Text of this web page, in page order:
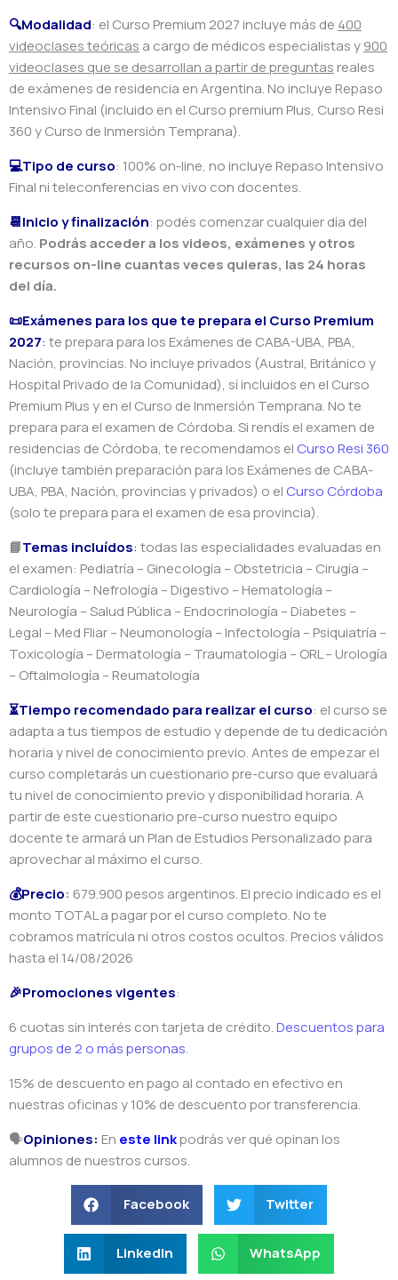
🔍Modalidad: el Curso Premium 2027 incluye más de 400
videoclases teóricas a cargo de médicos especialistas y900
videoclases que se desarrollan a partir de preguntas reales
de exámenes de residencia en Argentina. No incluye Repaso
Intensivo Final (incluido en el Curso premium Plus, Curso Resi
360 y Curso de Inmersión Temprana).
💻Tipo de curso: 100% on-line, no incluye Repaso Intensivo
Final ni teleconferencias en vivo con docentes.
📆Inicio y finalización: podés comenzar cualquier día del
año. Podrás acceder a los videos, exámenes y otros
recursos on-line cuantas veces quieras, las 24 horas
del día.
📜Exámenes para los que te prepara el Curso Premium
2027: te prepara para los Exámenes de CABA-UBA, PBA,
Nación, provincias. No incluye privados (Austral, Británico y
Hospital Privado de la Comunidad), sí incluidos en el Curso
Premium Plus y en el Curso de Inmersión Temprana. No te
prepara para el examen de Córdoba. Si rendís el examen de
residencias de Córdoba, te recomendamos el Curso Resi 360
(incluye también preparación para los Exámenes de CABA-
UBA, PBA, Nación, provincias y privados) o el Curso Córdoba
(solo te prepara para el examen de esa provincia).
📘Temas incluídos: todas las especialidades evaluadas en
el examen: Pediatría – Ginecología – Obstetricia – Cirugía –
Cardiología – Nefrología – Digestivo – Hematología –
Neurología – Salud Pública – Endocrinología – Diabetes –
Legal – Med Fliar – Neumonología – Infectología – Psiquiatría –
Toxicología – Dermatología – Traumatología – ORL – Urología
– Oftalmología – Reumatología
⏳Tiempo recomendado para realizar el curso: el curso se
adapta a tus tiempos de estudio y depende de tu dedicación
horaria y nivel de conocimiento previo. Antes de empezar el
curso completarás un cuestionario pre-curso que evaluará
tu nivel de conocimiento previo y disponibilidad horaria. A
partir de este cuestionario pre-curso nuestro equipo
docente te armará un Plan de Estudios Personalizado para
aprovechar al máximo el curso.
💰Precio: 679.900 pesos argentinos. El precio indicado es el
monto TOTAL a pagar por el curso completo. No te
cobramos matrícula ni otros costos ocultos. Precios válidos
hasta el 14/08/2026
🎉Promociones vigentes:
6 cuotas sin interés con tarjeta de crédito.Descuentos para
grupos de 2 o más personas.
15% de descuento en pago al contado en efectivo en
nuestras oficinas y 10% de descuento por transferencia.
🗣️Opiniones: En este linkpodrás ver qué opinan los
alumnos de nuestros cursos.
Facebook Twitter
LinkedIn WhatsApp